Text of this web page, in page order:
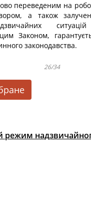
переведеним на
а також
Законом,
законодавства.
26/34
режим